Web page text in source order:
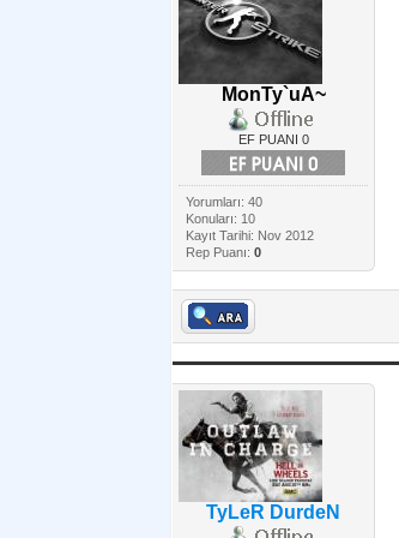
MonTy`uA~
EF PUANI 0
Yorumları: 40
Konuları: 10
Kayıt Tarihi: Nov 2012
Rep Puanı: 0
TyLeR DurdeN